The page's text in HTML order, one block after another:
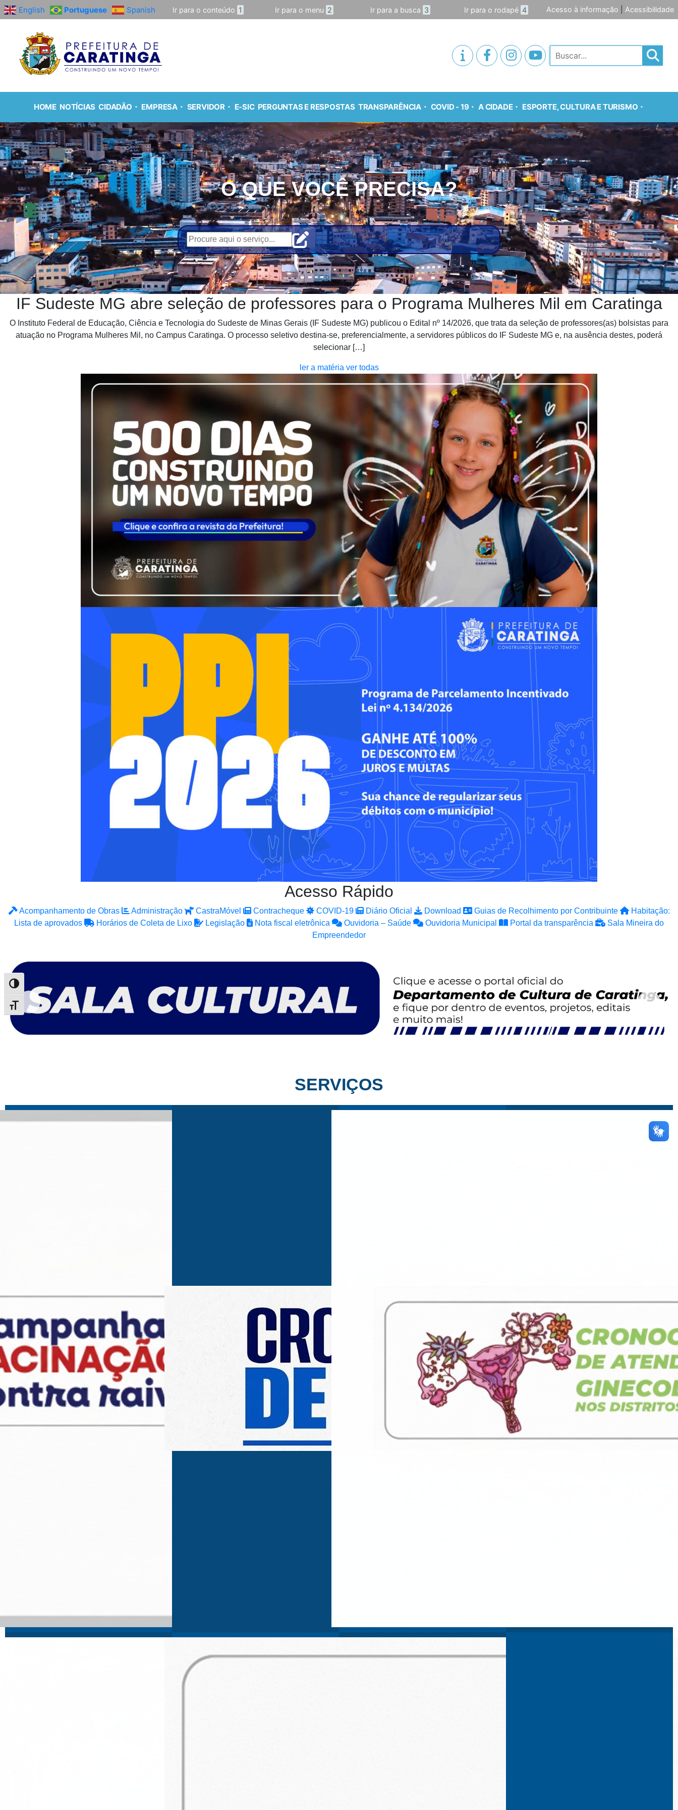
Alternar alto contraste
Alternar tamanho da fonte
English Portuguese Spanish Ir para o conteúdo 1 Ir para o menu 2 Ir para a busca 3 Ir para o rodapé 4 Acesso à informação Acessibilidade
Pesquisar
HOME NOTÍCIAS CIDADÃO EMPRESA SERVIDOR E-SIC PERGUNTAS E RESPOSTAS TRANSPARÊNCIA COVID - 19 A CIDADE ESPORTE, CULTURA E TURISMO
O QUE VOCÊ PRECISA?
IF Sudeste MG abre seleção de professores para o Programa Mulheres Mil em Caratinga
O Instituto Federal de Educação, Ciência e Tecnologia do Sudeste de Minas Gerais (IF Sudeste MG) publicou o Edital nº 14/2026, que trata da seleção de professores(as) bolsistas para
atuação no Programa Mulheres Mil, no Campus Caratinga. O processo seletivo destina-se, preferencialmente, a servidores públicos do IF Sudeste MG e, na ausência destes, poderá
selecionar […]
ler a matéria ver todas
Acesso Rápido
Acompanhamento de Obras Administração CastraMóvel Contracheque COVID-19 Diário Oficial Download Guias de Recolhimento por Contribuinte
Habitação:
Lista de aprovados
Horários de Coleta de Lixo Legislação Nota fiscal eletrônica Ouvidoria – Saúde Ouvidoria Municipal Portal da transparência
Sala Mineira do
Empreendedor
SERVIÇOS